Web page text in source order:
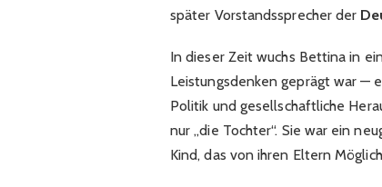
später Vorstandssprecher der
In dieser Zeit wuchs Bettina in
Leistungsdenken geprägt war —
Politik und gesellschaftliche
nur „die Tochter“. Sie war ein
Kind, das von ihren Eltern